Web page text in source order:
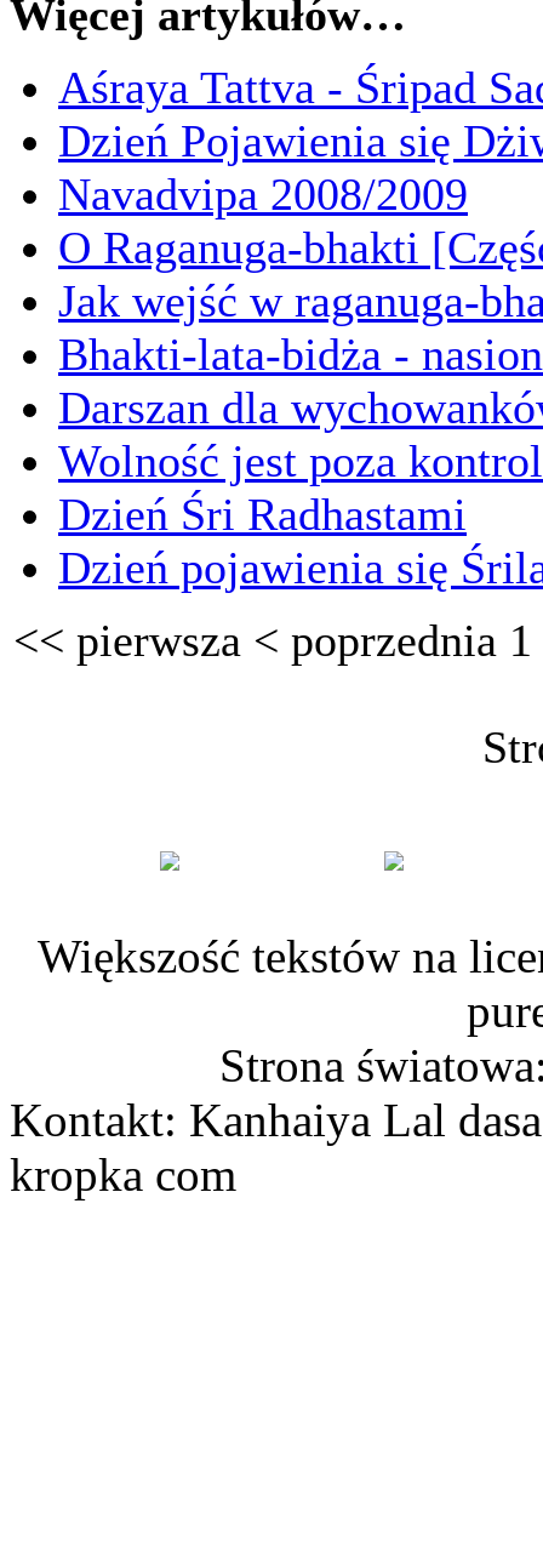
Więcej artykułów…
Aśraya Tattva - Śripad
Dzień Pojawienia się
Navadvipa 2008/2009
O Raganuga-bhakti
Jak wejść w raganuga-
Bhakti-lata-bidża -
Darszan dla
Wolność jest poza
Dzień Śri Radhastami
Dzień pojawienia się
<< pierwsza < poprzednia 1
Większość tekstów na
Strona
Kontakt: Kanhaiya Lal
kropka com